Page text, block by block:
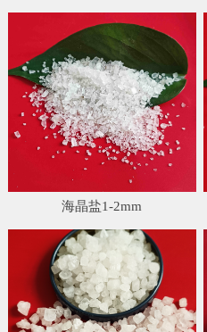
海晶盐1-2mm